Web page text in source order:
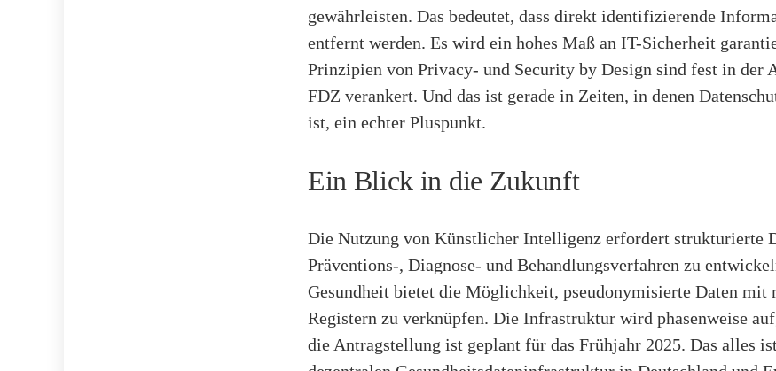
gewährleisten. Das bedeutet, dass direkt identifizierende
entfernt werden. Es wird ein hohes Maß an IT-Sicherheit
Prinzipien von Privacy- und Security by Design sind fest in der
FDZ verankert. Und das ist gerade in Zeiten, in denen
ist, ein echter Pluspunkt.
Ein Blick in die Zukunft
Die Nutzung von Künstlicher Intelligenz erfordert strukturierte
Präventions-, Diagnose- und Behandlungsverfahren zu
Gesundheit bietet die Möglichkeit, pseudonymisierte Daten mit
Registern zu verknüpfen. Die Infrastruktur wird phasenweise
die Antragstellung ist geplant für das Frühjahr 2025. Das alles